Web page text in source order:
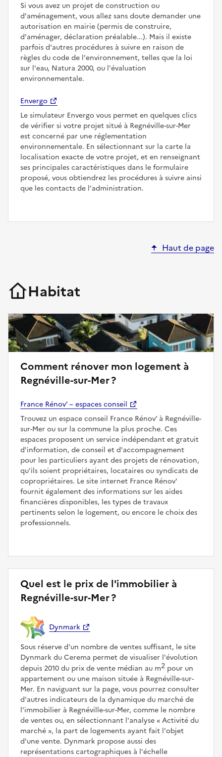
Si vous avez un projet de construction ou
d'aménagement, vous allez sans doute demander une
autorisation en mairie (permis de construire,
d'aménager, déclaration préalable...). Mais il existe
parfois d'autres procédures à suivre en raison de
règles du code de l'environnement, telles que la loi
sur l'eau, Natura 2000, ou l'évaluation
environnementale.
Envergo
Le simulateur Envergo vous permet en quelques clics
de vérifier si votre projet situé à Regnéville-sur-Mer
est concerné par une réglementation
environnementale. En sélectionnant sur la carte la
localisation exacte de votre projet, et en renseignant
ses principales caractéristiques dans le formulaire
proposé, vous obtiendrez les procédures à suivre ainsi
que les contacts de l'administration.
Haut de page
Habitat
Comment rénover mon logement à
Regnéville-sur-Mer ?
France Rénov’ – espaces conseil
Trouvez un espace conseil France Rénov’ à Regnéville-
sur-Mer ou sur la commune la plus proche. Ces
espaces proposent un service indépendant et gratuit
d'information, de conseil et d'accompagnement
pour les particuliers ayant des projets de rénovation,
qu'ils soient propriétaires, locataires ou syndicats de
copropriétaires. Le site internet France Rénov'
fournit également des informations sur les aides
financières disponibles, les types de travaux
pertinents selon le logement, ou encore le choix des
professionnels.
Quel est le prix de l'immobilier à
Regnéville-sur-Mer ?
Dynmark
Sous réserve d'un nombre de ventes suffisant, le site
Dynmark du Cerema permet de visualiser l'évolution
depuis 2010 du prix de vente médian au m2 pour un
appartement ou une maison située à Regnéville-sur-
Mer. En naviguant sur la page, vous pourrez consulter
d'autres indicateurs de la dynamique du marché de
l'immobilier à Regnéville-sur-Mer, comme le nombre
de ventes ou, en sélectionnant l'analyse
Activité du
marché , la part de logements ayant fait l'objet
d'une vente. Dynmark propose aussi des
représentations cartographiques à l'échelle